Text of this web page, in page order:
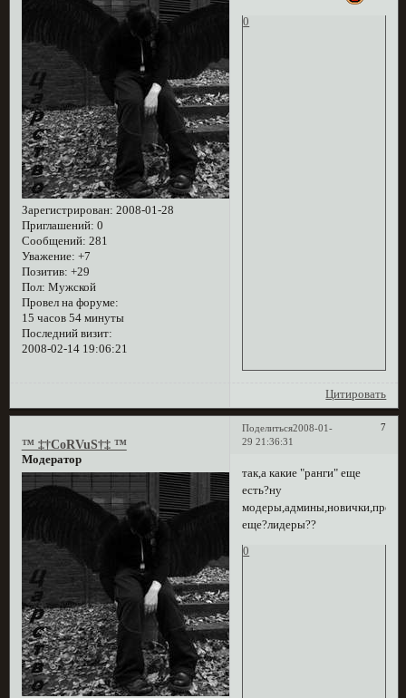
Зарегистрирован: 2008-01-28
Приглашений: 0
Сообщений: 281
Уважение: +7
Позитив: +29
Пол: Мужской
Провел на форуме:
15 часов 54 минуты
Последний визит:
2008-02-14 19:06:21
0
Цитировать
Поделиться 7
2008-01-
29 21:36:31
™ ‡†CoRVuS†‡ ™
Модератор
так,а какие "ранги" еще
есть?ну
еще?лидеры??
0